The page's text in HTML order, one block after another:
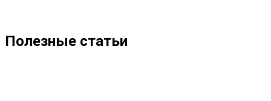
Полезные статьи